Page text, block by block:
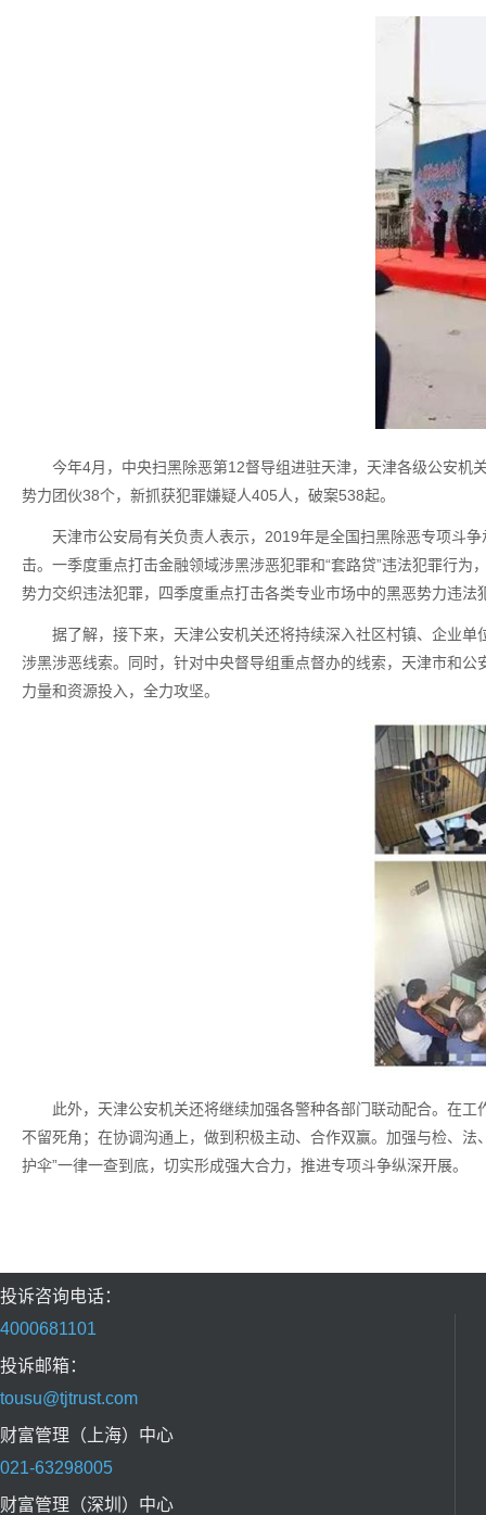
今年4月，中央扫黑除恶第12督导组进驻天津，天津各级公安机
势力团伙38个，新抓获犯罪嫌疑人405人，破案538起。
天津市公安局有关负责人表示，2019年是全国扫黑除恶专项斗
击。一季度重点打击金融领域涉黑涉恶犯罪和“套路贷”违法犯罪行
势力交织违法犯罪，四季度重点打击各类专业市场中的黑恶势力违法
据了解，接下来，天津公安机关还将持续深入社区村镇、企业
涉黑涉恶线索。同时，针对中央督导组重点督办的线索，天津市和
力量和资源投入，全力攻坚。
此外，天津公安机关还将继续加强各警种各部门联动配合。在
不留死角；在协调沟通上，做到积极主动、合作双赢。加强与检、
护伞”一律一查到底，切实形成强大合力，推进专项斗争纵深开展。
投诉咨询电话：
4000681101
投诉邮箱：
tousu@tjtrust.com
财富管理（上海）中心
021-63298005
财富管理（深圳）中心